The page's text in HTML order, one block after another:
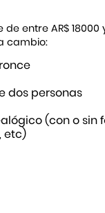
entre AR$ 18000
cambio:
dos personas
(con o sin
etc)